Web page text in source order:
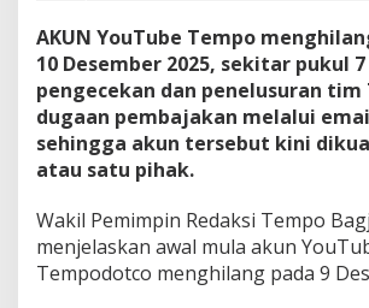
AKUN YouTube Tempo
10 Desember 2025, sekitar pukul
pengecekan dan penelusuran tim
dugaan pembajakan melalui
sehingga akun tersebut kini
atau satu pihak.
Wakil Pemimpin Redaksi Tempo
menjelaskan awal mula akun
Tempodotco menghilang pada 9